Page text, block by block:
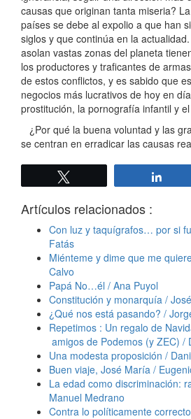
causas que originan tanta miseria?
países se debe al expolio a que han
siglos y que continúa en la
asolan vastas zonas del planeta
los productores y traficantes de
de estos conflictos, y es sabido que
negocios más lucrativos de hoy en
prostitución, la pornografía infantil y
¿Por qué la buena voluntad y las
se centran en erradicar las causas
Artículos relacionados :
Con luz y taquígrafos… por si
Fatás
Miénteme y dime que me
Calvo
Papá No…él / Ana Puyol
Constitución y monarquía /
¿Qué nos está pasando? /
Repetimos : Un regalo de
amigos de Podemos (y ZEC) /
Una modesta proposición /
Buen viaje, José María /
La edad como discriminación:
Manuel Medrano
Contra lo políticamente